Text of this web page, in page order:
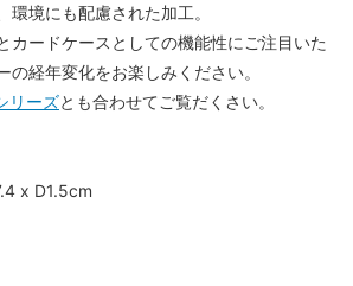
環境にも配慮された加工。
カードケースとしての機能性にご注目いた
の経年変化をお楽しみください。
リーズとも合わせてご覧だくさい。
x D1.5cm